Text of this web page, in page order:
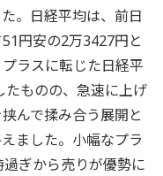
。日経平均は、前日
円安の2万3427円と
ラスに転じた日経平
ものの、急速に上げ
んで揉み合う展開と
ました。小幅なプラ
ぎから売りが優勢に